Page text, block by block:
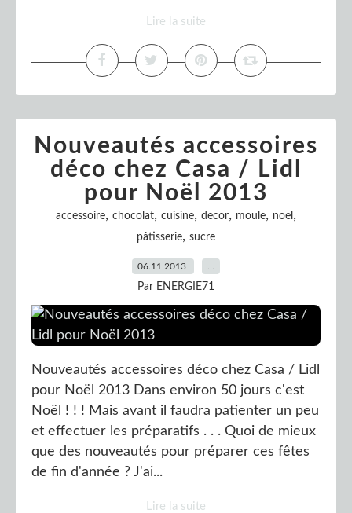
Lire la suite
Nouveautés accessoires
déco chez Casa / Lidl
pour Noël 2013
accessoire, chocolat, cuisine, decor, moule, noel ,
pâtisserie, sucre
06.11.2013
Par ENERGIE71
Nouveautés accessoires déco chez Casa / Lidl
pour Noël 2013 Dans environ 50 jours c'est
Noël ! ! ! Mais avant il faudra patienter un peu
et effectuer les préparatifs . . . Quoi de mieux
que des nouveautés pour préparer ces fêtes
de fin d'année ? J'ai...
Lire la suite